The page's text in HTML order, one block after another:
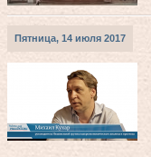
Пятница, 14 июля 2017